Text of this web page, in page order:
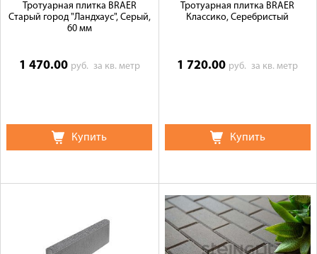
Тротуарная плитка BRAER
Старый город "Ландхаус", Серый,
60 мм
1 470.00 руб. за кв. метр
Купить
Тротуарная плитка BRAER
Классико, Серебристый
1 720.00 руб.за кв. метр
Купить